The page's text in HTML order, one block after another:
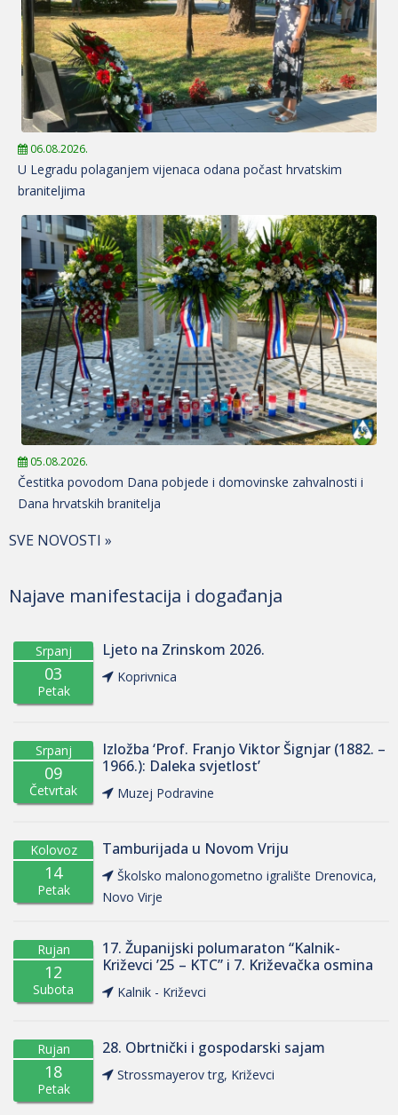
06.08.2026.
U Legradu polaganjem vijenaca odana počast hrvatskim
braniteljima
05.08.2026.
Čestitka povodom Dana pobjede i domovinske zahvalnosti i
Dana hrvatskih branitelja
SVE NOVOSTI »
Najave manifestacija i događanja
Srpanj
03
Petak
Ljeto na Zrinskom 2026.
Koprivnica
Srpanj
09
Četvrtak
Izložba ‘Prof. Franjo Viktor Šignjar (1882. –
1966.): Daleka svjetlost’
Muzej Podravine
Kolovoz
14
Petak
Tamburijada u Novom Vriju
Školsko malonogometno igralište Drenovica,
Novo Virje
Rujan
12
Subota
17. Županijski polumaraton “Kalnik-
Križevci ’25 – KTC” i 7. Križevačka osmina
Kalnik - Križevci
Rujan
18
Petak
28. Obrtnički i gospodarski sajam
Strossmayerov trg, Križevci